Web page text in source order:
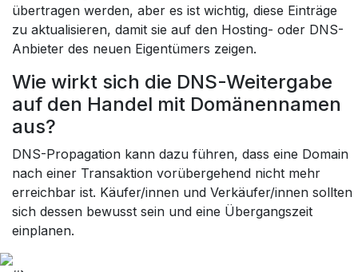
übertragen werden, aber es ist wichtig, diese Einträge
zu aktualisieren, damit sie auf den Hosting- oder DNS-
Anbieter des neuen Eigentümers zeigen.
Wie wirkt sich die DNS-Weitergabe
auf den Handel mit Domänennamen
aus?
DNS-Propagation kann dazu führen, dass eine Domain
nach einer Transaktion vorübergehend nicht mehr
erreichbar ist. Käufer/innen und Verkäufer/innen sollten
sich dessen bewusst sein und eine Übergangszeit
einplanen.